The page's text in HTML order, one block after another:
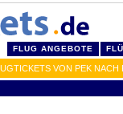
FLUG ANGEBOTE
VON PEK NACH